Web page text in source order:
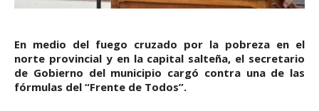
En medio del fuego cruzado por la pobreza en el
norte provincial y en la capital salteña, el secretario
de Gobierno del municipio cargó contra una de las
fórmulas del “Frente de Todos”.